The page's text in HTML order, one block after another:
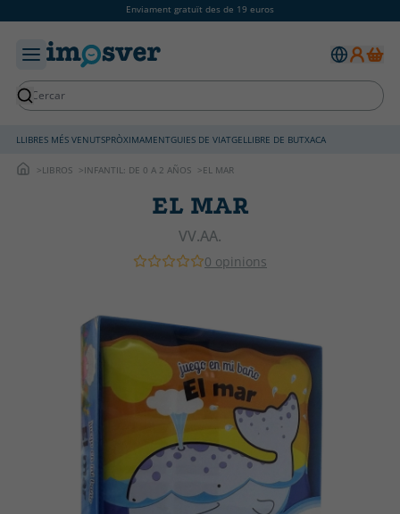
Enviament gratuït des de 19 euros
LLIBRES MÉS VENUTSPRÒXIMAMENTGUIES DE VIATGELLIBRE DE BUTXACA
LIBROS INFANTIL: DE 0 A 2 AÑOS EL MAR
EL MAR
VV.AA.
0 opinions